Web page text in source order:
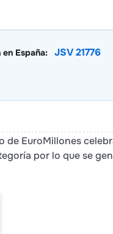
España: JSV 21776
de EuroMillones
por lo que se